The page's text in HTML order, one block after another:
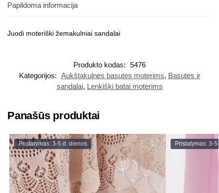
Papildoma informacija
Juodi moteriški žemakulniai sandalai
Produkto kodas: 5476
Kategorijos: Aukštakulnės basutės moterims, Basutės ir
sandalai, Lenkiški batai moterims
Panašūs produktai
Pristatymas: 3-5 d. dienos Pristatymas: 3-